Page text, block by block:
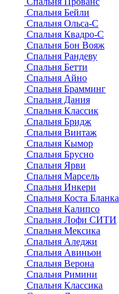
Спальня Бейли
Спальня Ольса-С
Спальня Квадро-С
Спальня Бон Вояж
Спальня Рандеву
Спальня Бетти
Спальня Айно
Спальня Брамминг
Спальня Дания
Спальня Классик
Спальня Бридж
Спальня Винтаж
Спальня Кымор
Спальня Брусно
Спальня Ярви
Спальня Марсель
Спальня Инкери
Спальня Коста Бланка
Спальня Калипсо
Спальня Лофи СИТИ
Спальня Мексика
Спальня Аледжи
Спальня Авиньон
Спальня Верона
Спальня Римини
Спальня Классика